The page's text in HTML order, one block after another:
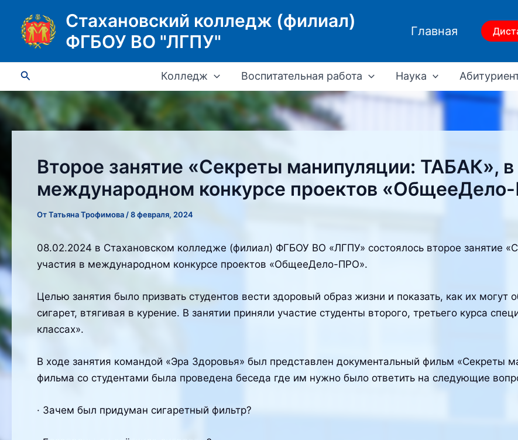
содержимому
Стахановский колледж (филиал)
ФГБОУ ВО "ЛГПУ"
Главная
Поиск Колледж Воспитательная работа Наука
Второе занятие «Секреты манипуляции: ТАБАК», в
международном конкурсе проектов
ОтТатьяна Трофимова /8 февраля, 2024
08.02.2024 в Стахановском колледже (филиал) ФГБОУ ВО «ЛГПУ» состоялось второе занятие
участия в международном конкурсе проектов «ОбщееДело-ПРО».
Целью занятия было призвать студентов вести здоровый образ жизни и показать, как их могут
сигарет, втягивая в курение. В занятии приняли участие студенты второго, третьего курса
классах».
В ходе занятия командой «Эра Здоровья» был представлен документальный фильм «Секреты
фильма со студентами была проведена беседа где им нужно было ответить на следующие
· Зачем был придуман сигаретный фильтр?